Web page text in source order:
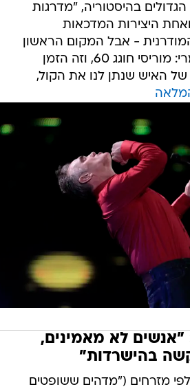
בהיסטוריה, "מדרגות
היצירות המדכאות
- אבל המקום הראשון
הוא משהו אחר לגמרי: מוריסי חוגג 60, וזה הזמן
האיש שנתן לנו את הקול,
"אנשים לא מאמינים,
בהישרדות"
מזרחים ("מדהים ששופטים